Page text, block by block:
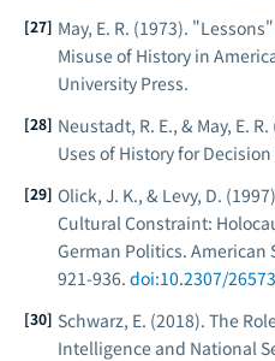
May, E. R. (1973).
Misuse of History in
University Press.
Neustadt, R. E., & May, E.
Uses of History for Decision
Olick, J. K., & Levy, D.
Cultural Constraint:
German Politics. American
921-936. doi:10.2307/
Schwarz, E. (2018). The
Intelligence and National